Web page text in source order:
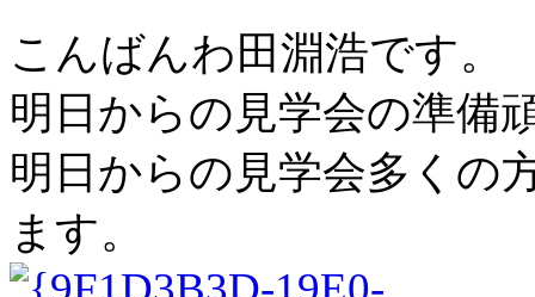
こんばんわ田淵浩です。
明日からの見学会の準備
明日からの見学会多くの
ます。